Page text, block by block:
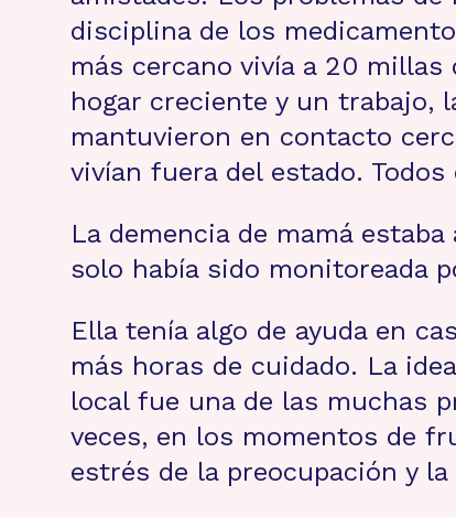
disciplina de los
más cercano vivía a 20
hogar creciente y un trabajo,
mantuvieron en contacto
vivían fuera del estado.
La demencia de mamá
solo había sido monitoreada
Ella tenía algo de ayuda en
más horas de cuidado. La
local fue una de las muchas
veces, en los momentos de
estrés de la preocupación y